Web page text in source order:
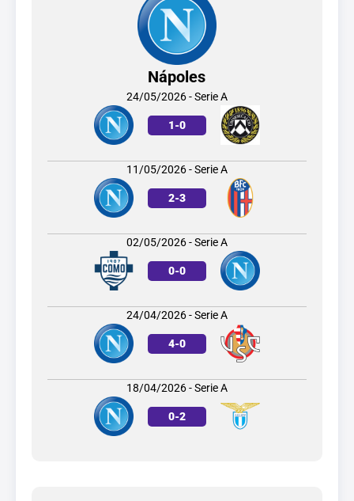
Nápoles
24/05/2026 - Serie A
1-0
11/05/2026 - Serie A
2-3
02/05/2026 - Serie A
0-0
24/04/2026 - Serie A
4-0
18/04/2026 - Serie A
0-2